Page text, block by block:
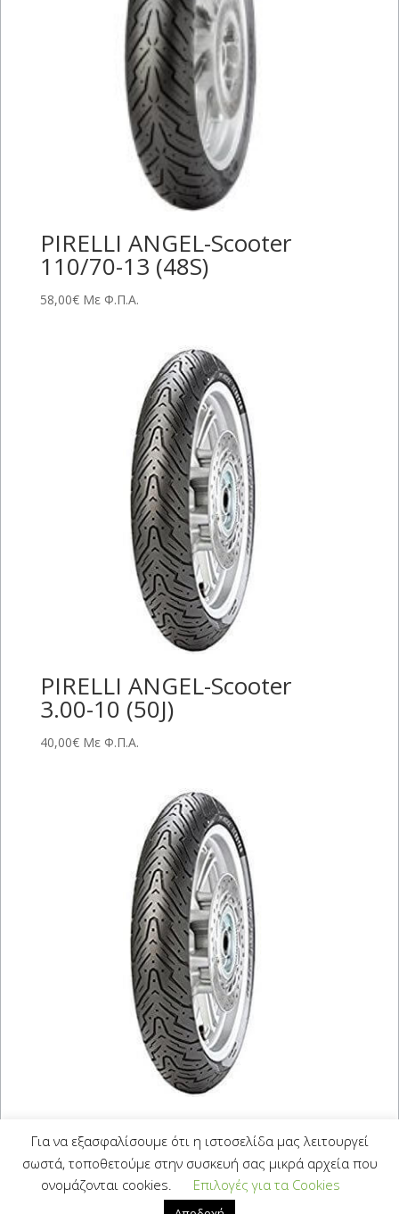
PIRELLI ANGEL-Scooter
110/70-13 (48S)
58,00€ Με Φ.Π.Α.
PIRELLI ANGEL-Scooter
3.00-10 (50J)
40,00€ Με Φ.Π.Α.
PIRELLI ANGEL-Scooter
110/70-12 (47P)
50,00€ Με Φ.Π.Α.
Για να εξασφαλίσουμε ότι η ιστοσελίδα μας λειτουργεί
σωστά, τοποθετούμε στην συσκευή σας μικρά αρχεία που
ονομάζονται cookies.
Επιλογές για τα Cookies